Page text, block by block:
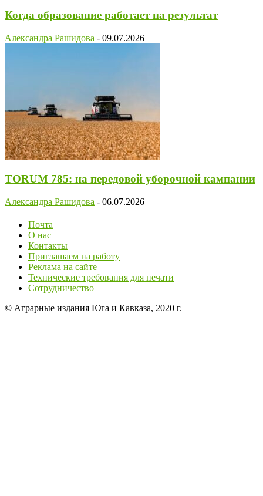
Когда образование работает на результат
Александра Рашидова - 09.07.2026
TORUM 785: на передовой уборочной кампании
Александра Рашидова - 06.07.2026
Почта
О нас
Контакты
Приглашаем на работу
Реклама на сайте
Технические требования для печати
Сотрудничество
© Аграрные издания Юга и Кавказа, 2020 г.